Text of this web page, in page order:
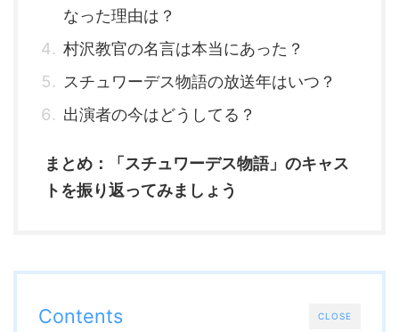
なった理由は？
村沢教官の名言は本当にあった？
スチュワーデス物語の放送年はいつ？
出演者の今はどうしてる？
まとめ：「スチュワーデス物語」のキャス
トを振り返ってみましょう
CLOSE
Contents